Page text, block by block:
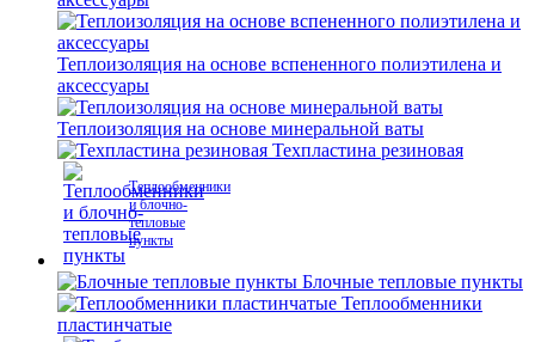
Теплоизоляция на основе вспененного полиэтилена и
аксессуары
Теплоизоляция на основе минеральной ваты
Техпластина резиновая
Теплообменники
и блочно-
тепловые
пункты
Блочные тепловые пункты
Теплообменники
пластинчатые